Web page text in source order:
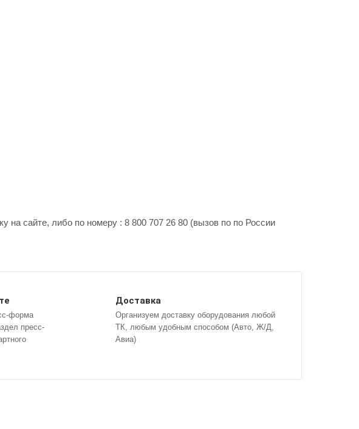
на сайте, либо по номеру : 8 800 707 26 80 (вызов по по России
форма
пресс-
Доставка
Организуем доставку оборудования любой
ТК, любым удобным способом (Авто, Ж/Д,
Авиа)